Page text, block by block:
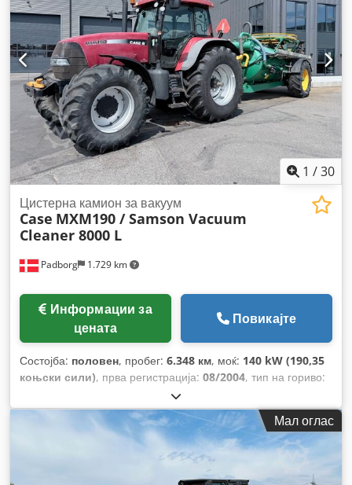
1 /30
Padborg 1.729 km
Цистерна камион за вакуум
Case MXM190 / Samson Vacuum
Cleaner 8000 L
цената
Повикајте
Состојба: половен, пробег: 6.348 км, моќ: 140 kW (190,35
коњски сили), прва регистрација: 08/2004, тип на гориво:
2004
Мал оглас